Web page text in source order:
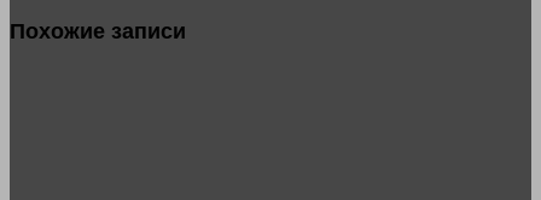
Похожие записи